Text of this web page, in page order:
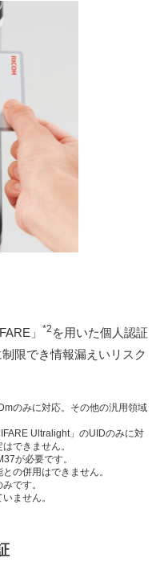
」 *2 を用いた個人認証
限でき情報漏えいリスク
のみに対応。その他の汎用領域
Ultralight」のUIDのみに対
できません。
が必要です。
の併用はできません。
です。
ません。